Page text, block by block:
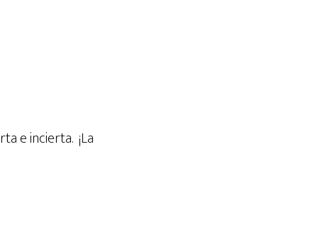
e incierta. ¡La